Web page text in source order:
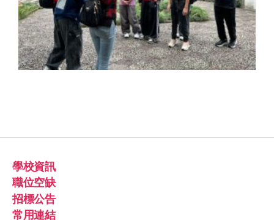
學校資訊
職位空缺
招標公告
常用連結